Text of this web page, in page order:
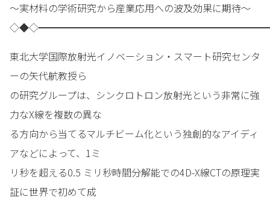
～実材料の学術研究から産業応用への波及効果に期待～
東北大学国際放射光イノベーション・スマート研究センタ
ーの矢代航教授ら
の研究グループは、シンクロトロン放射光という非常に強
力なX線を複数の異な
る方向から当てるマルチビーム化という独創的なアイディ
アなどによって、1ミ
リ秒を超える0.5 ミリ秒時間分解能での4D-X線CTの原理実
証に世界で初めて成